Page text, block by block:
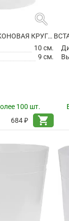
search
ВСТАВКА СИЛИКОНОВАЯ КРУГЛАЯ
10 см.
9 см.
100 шт.
684 ₽
shopping_cart